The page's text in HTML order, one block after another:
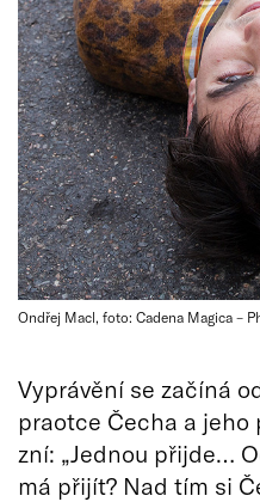
Ondřej Macl, foto: Cadena Magica –
Vyprávění se začíná
praotce Čecha a jeho
zní: „Jednou přijde…
má přijít? Nad tím si